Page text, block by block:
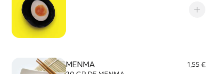
MENMA
1,55 €